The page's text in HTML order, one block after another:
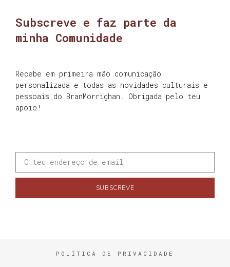
Subscreve e faz parte da
minha Comunidade
Recebe em primeira mão comunicação
personalizada e todas as novidades culturais e
pessoais do BranMorrighan. Obrigada pelo teu
apoio!
SUBSCREVE
POLÍTICA DE PRIVACIDADE